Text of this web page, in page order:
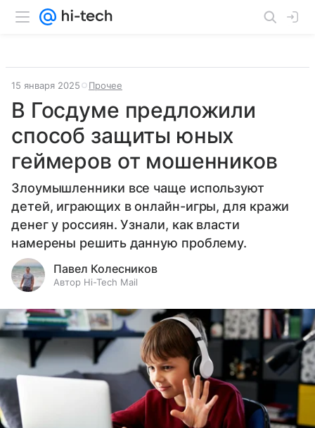
15 января 2025 Прочее
В Госдуме предложили
способ защиты юных
геймеров от мошенников
Злоумышленники все чаще используют
детей, играющих в онлайн-игры, для кражи
денег у россиян. Узнали, как власти
намерены решить данную проблему.
Павел Колесников
Автор Hi-Tech Mail